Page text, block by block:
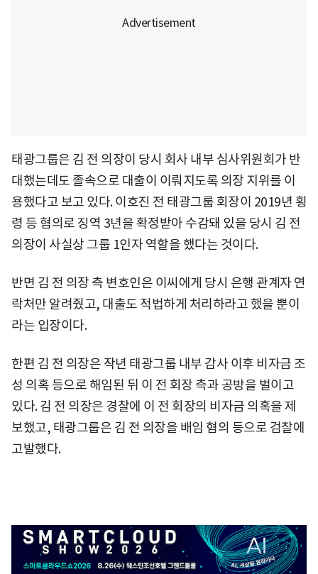
태광그룹은 김 전 의장이 당시 회사 내부 심사위원회가 반
대했는데도 졸속으로 대출이 이뤄지도록 의장 지위를 이
용했다고 보고 있다. 이호진 전 태광그룹 회장이 2019년 횡
령 등 혐의로 징역 3년을 확정받아 수감돼 있을 당시 김 전
의장이 사실상 그룹 1인자 역할을 했다는 것이다.
반면 김 전 의장 측 변호인은 이씨에게 당시 은행 관계자 연
락처만 알려줬고, 대출도 적법하게 처리하라고 했을 뿐이
라는 입장이다.
한편 김 전 의장은 작년 태광그룹 내부 감사 이후 비자금 조
성 의혹 등으로 해임된 뒤 이 전 회장 측과 공방을 벌이고
있다. 김 전 의장은 경찰에 이 전 회장의 비자금 의혹을 제
보했고, 태광그룹은 김 전 의장을 배임 혐의 등으로 검찰에
고발했다.